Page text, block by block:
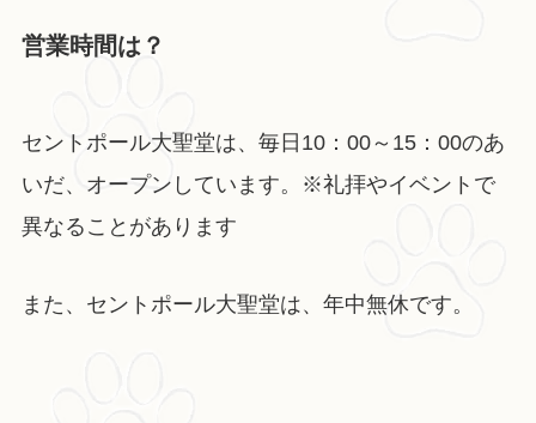
営業時間は？
セントポール大聖堂は、毎日10：00～15：00のあ
いだ、オープンしています。※礼拝やイベントで
異なることがあります
また、セントポール大聖堂は、年中無休です。